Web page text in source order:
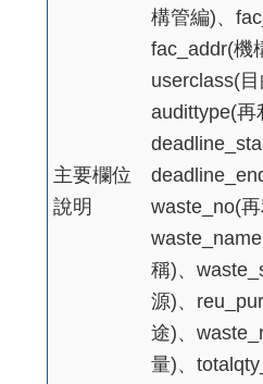
主要欄位
說明
構管編)、
fac_addr(機
userclass(目
audittype(再
waste_no(再
稱)、
源)、
途)、
量)、